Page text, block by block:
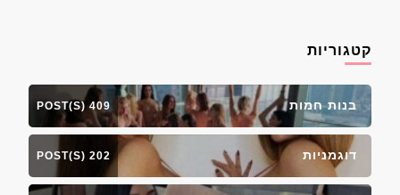
קטגוריות
בנות חמות 409 POST(S)
דוגמניות 202 POST(S)